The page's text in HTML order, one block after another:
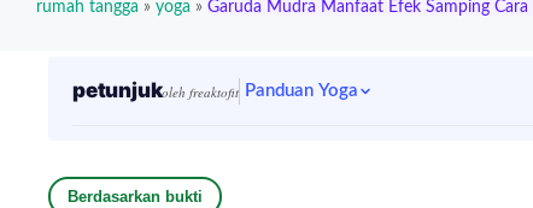
rumah tangga » yoga » Garuda Mudra Manfaat Efek Samping
petunjukoleh freaktofit Panduan Yoga
Berdasarkan bukti